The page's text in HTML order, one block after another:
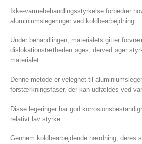
Ikke-varmebehandlingsstyrkelse forbedrer
aluminiumslegeringer ved koldbearbejdning.
Under behandlingen, materialets gitter
dislokationstætheden øges, derved øger
materialet.
Denne metode er velegnet til
forstærkningsfaser, der kan udfældes ved
Disse legeringer har god
relativt lav styrke.
Gennem koldbearbejdende hærdning, deres